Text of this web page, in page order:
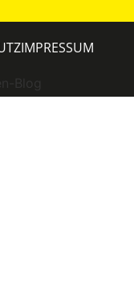
Blog
IMPRESSUM